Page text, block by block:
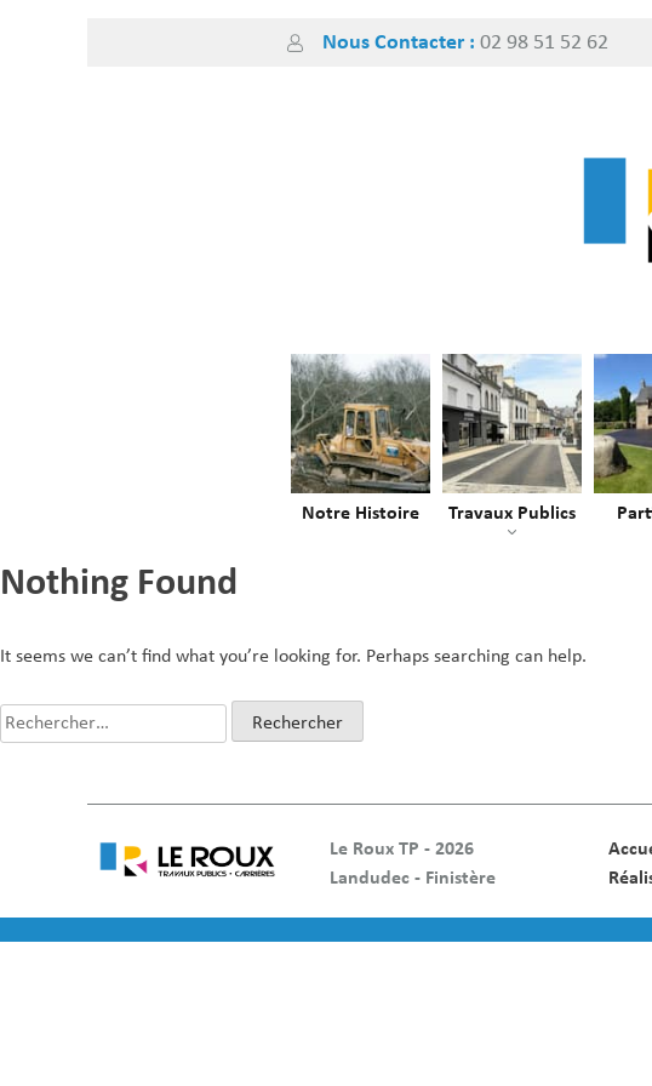
Nous Contacter : 02 98 51 52 62
Notre Histoire Travaux Publics
Nothing Found
It seems we can’t find what you’re looking for. Perhaps searching can help.
Rechercher :
Le Roux TP - 2026
Landudec - Finistère